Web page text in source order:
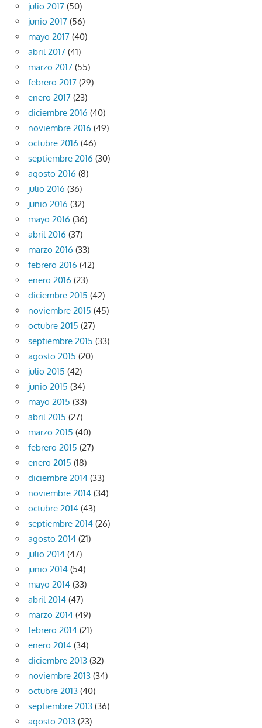
julio 2017 (50)
junio 2017 (56)
mayo 2017 (40)
abril 2017 (41)
marzo 2017 (55)
febrero 2017 (29)
enero 2017 (23)
diciembre 2016 (40)
noviembre 2016 (49)
octubre 2016 (46)
septiembre 2016 (30)
agosto 2016 (8)
julio 2016 (36)
junio 2016 (32)
mayo 2016 (36)
abril 2016 (37)
marzo 2016 (33)
febrero 2016 (42)
enero 2016 (23)
diciembre 2015 (42)
noviembre 2015 (45)
octubre 2015 (27)
septiembre 2015 (33)
agosto 2015 (20)
julio 2015 (42)
junio 2015 (34)
mayo 2015 (33)
abril 2015 (27)
marzo 2015 (40)
febrero 2015 (27)
enero 2015 (18)
diciembre 2014 (33)
noviembre 2014 (34)
octubre 2014 (43)
septiembre 2014 (26)
agosto 2014 (21)
julio 2014 (47)
junio 2014 (54)
mayo 2014 (33)
abril 2014 (47)
marzo 2014 (49)
febrero 2014 (21)
enero 2014 (34)
diciembre 2013 (32)
noviembre 2013 (34)
octubre 2013 (40)
septiembre 2013 (36)
agosto 2013 (23)